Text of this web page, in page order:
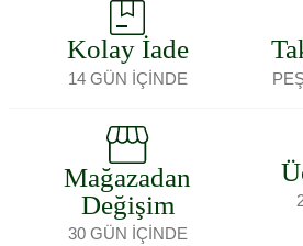
Kolay İade
14 GÜN İÇİNDE
Mağazadan
Değişim
30 GÜN İÇİNDE